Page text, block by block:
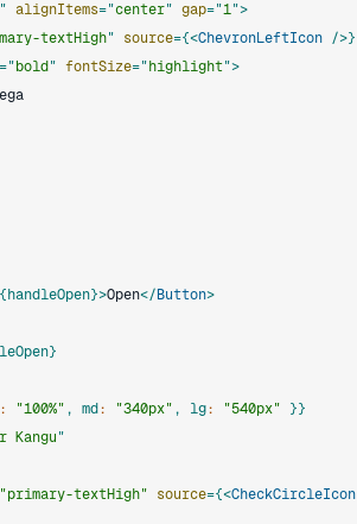
" alignItems="center" gap="1">
textHigh" source={<ChevronLeftIcon />}
="bold " fontSize=" highlight">
{ handleOpen}>Open</ Button>
}
: "100%" , md : "340px" , lg: "540px" }}
Kangu "
"primary-textHigh" source={<CheckCircleIcon